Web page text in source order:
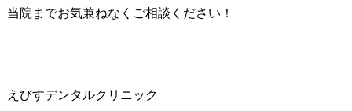
当院までお気兼ねなくご相談ください！
えびすデンタルクリニック